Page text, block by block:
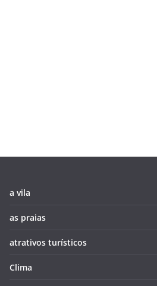
a vila
as praias
atrativos turísticos
Clima